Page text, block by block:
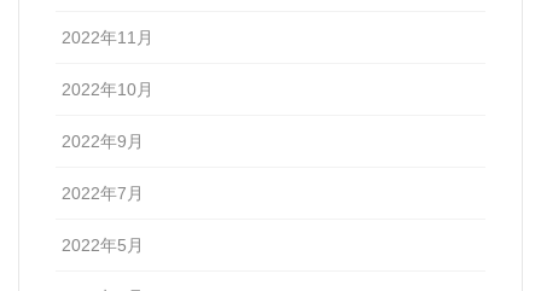
2022年11月
2022年10月
2022年9月
2022年7月
2022年5月